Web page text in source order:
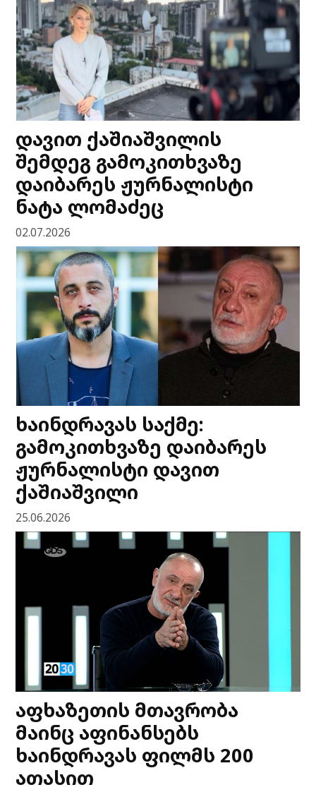
დავით ქაშიაშვილის
შემდეგ გამოკითხვაზე
დაიბარეს ჟურნალისტი
ნატა ლომაძეც
02.07.2026
ხაინდრავას საქმე:
გამოკითხვაზე დაიბარეს
ჟურნალისტი დავით
ქაშიაშვილი
25.06.2026
აფხაზეთის მთავრობა
მაინც აფინანსებს
ხაინდრავას ფილმს 200
ათასით